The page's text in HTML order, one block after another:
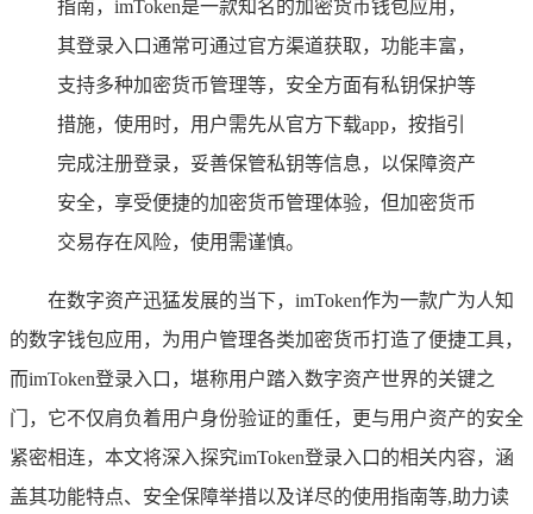
指南，imToken是一款知名的加密货币钱包应用，
其登录入口通常可通过官方渠道获取，功能丰富，
支持多种加密货币管理等，安全方面有私钥保护等
措施，使用时，用户需先从官方下载app，按指引
完成注册登录，妥善保管私钥等信息，以保障资产
安全，享受便捷的加密货币管理体验，但加密货币
交易存在风险，使用需谨慎。
在数字资产迅猛发展的当下，imToken作为一款广为人知
的数字钱包应用，为用户管理各类加密货币打造了便捷工具，
而imToken登录入口，堪称用户踏入数字资产世界的关键之
门，它不仅肩负着用户身份验证的重任，更与用户资产的安全
紧密相连，本文将深入探究imToken登录入口的相关内容，涵
盖其功能特点、安全保障举措以及详尽的使用指南等,助力读